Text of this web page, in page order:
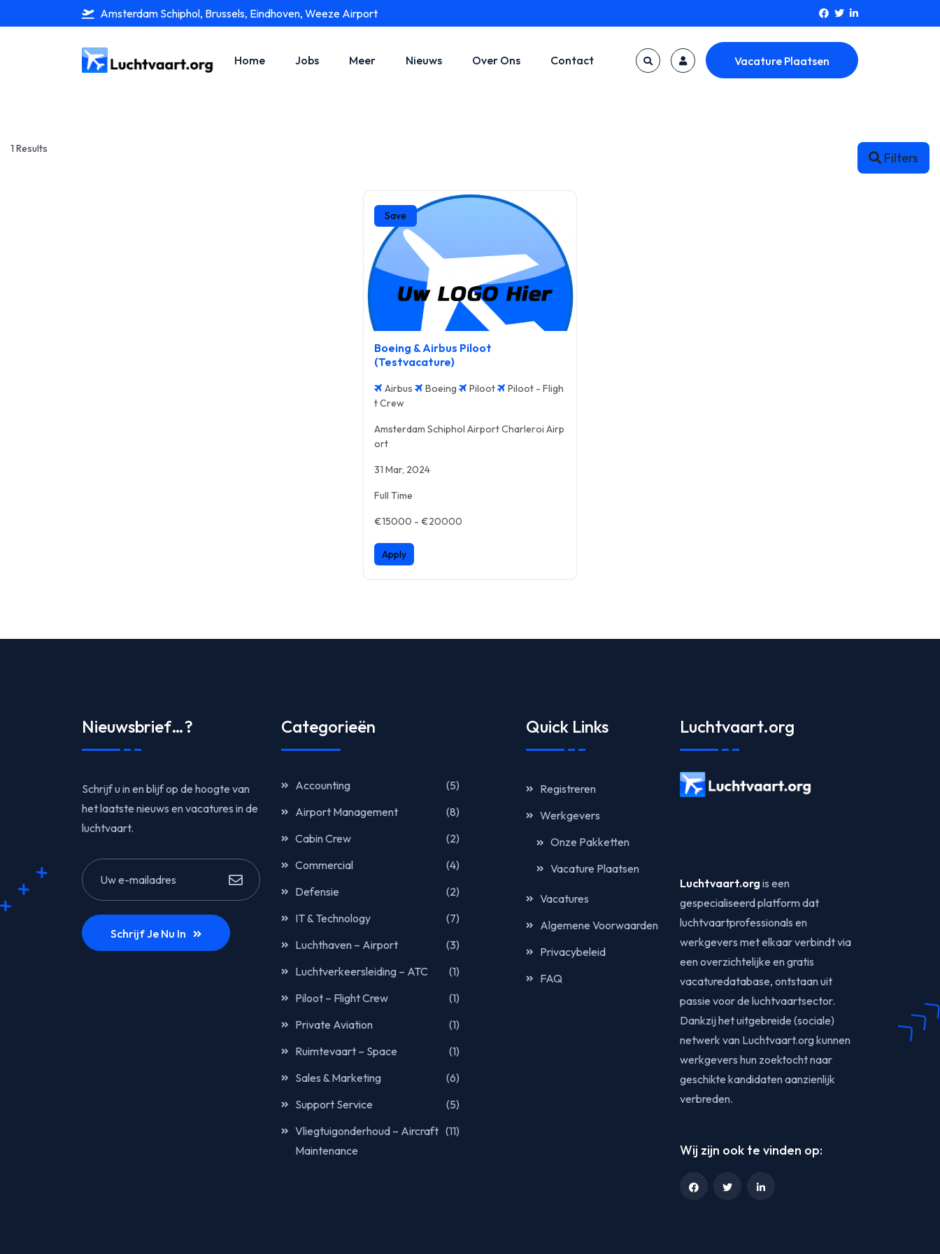
Amsterdam Schiphol, Brussels, Eindhoven, Weeze Airport
Home Jobs Meer Nieuws Over Ons Contact Vacature Plaatsen
1 Results
Filters
Save
Boeing & Airbus Piloot
(Testvacature)
Airbus Boeing Piloot
Piloot - Fligh
t Crew
Amsterdam Schiphol Airport Charleroi Airp
ort
31 Mar, 2024
Full Time
€15000 - €20000
Apply
Nieuwsbrief…?
Schrijf u in en blijf op de hoogte van
het laatste nieuws en vacatures in de
luchtvaart.
Schrijf Je Nu In
Categorieën
Accounting
(5)
Airport Management
(8)
Cabin Crew
(2)
Commercial
(4)
Defensie
(2)
IT & Technology
(7)
Luchthaven – Airport
(3)
Luchtverkeersleiding – ATC
(1)
Piloot – Flight Crew
(1)
Private Aviation
(1)
Ruimtevaart – Space
(1)
Sales & Marketing
(6)
Support Service
(5)
Vliegtuigonderhoud – Aircraft
Maintenance
(11)
Quick Links
Registreren
Werkgevers
Onze Pakketten
Vacature Plaatsen
Vacatures
Algemene Voorwaarden
Privacybeleid
FAQ
Luchtvaart.org
Luchtvaart.org is een
gespecialiseerd platform dat
luchtvaartprofessionals en
werkgevers met elkaar verbindt via
een overzichtelijke en gratis
vacaturedatabase, ontstaan uit
passie voor de luchtvaartsector.
Dankzij het uitgebreide (sociale)
netwerk van Luchtvaart.org kunnen
werkgevers hun zoektocht naar
geschikte kandidaten aanzienlijk
verbreden.
Wij zijn ook te vinden op: